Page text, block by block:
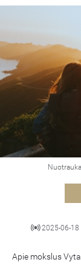
2025-06-18
Apie mokslus